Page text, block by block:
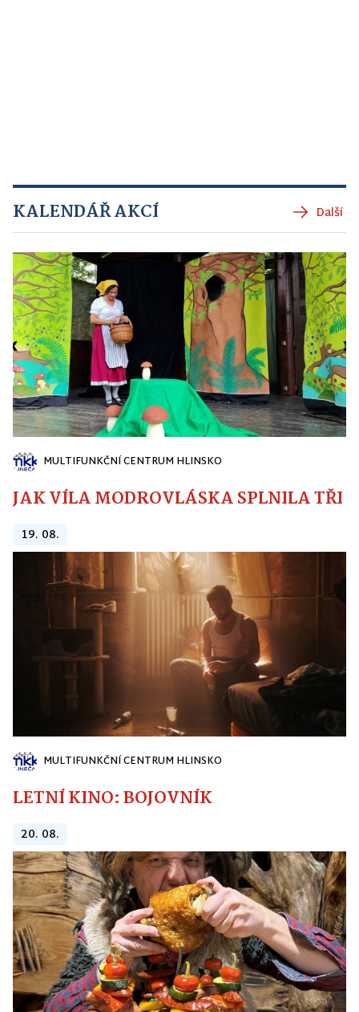
KALENDÁŘ AKCÍ Další
MULTIFUNKČNÍ CENTRUM HLINSKO
JAK VÍLA MODROVLÁSKA SPLNILA
19. 08.
MULTIFUNKČNÍ CENTRUM HLINSKO
LETNÍ KINO: BOJOVNÍK
20. 08.